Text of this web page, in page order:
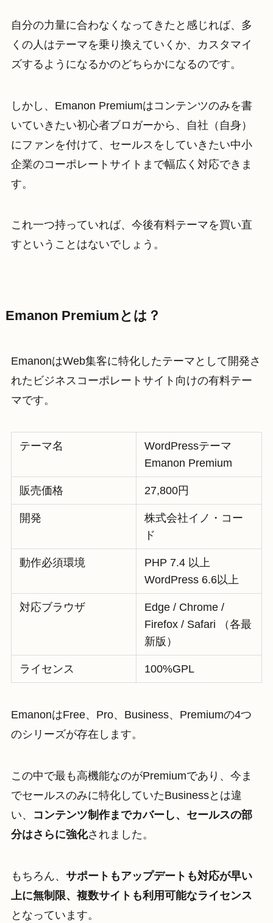
自分の力量に合わなくなってきたと感じれば、多
くの人はテーマを乗り換えていくか、カスタマイ
ズするようになるかのどちらかになるのです。
しかし、Emanon Premiumはコンテンツのみを書
いていきたい初心者ブロガーから、自社（自身）
にファンを付けて、セールスをしていきたい中小
企業のコーポレートサイトまで幅広く対応できま
す。
これ一つ持っていれば、今後有料テーマを買い直
すということはないでしょう。
Emanon Premiumとは？
EmanonはWeb集客に特化したテーマとして開発さ
れたビジネスコーポレートサイト向けの有料テー
マです。
テーマ名
WordPressテーマ
Emanon Premium
販売価格 27,800円
開発
株式会社イノ・コー
ド
動作必須環境
PHP 7.4 以上
WordPress 6.6以上
対応ブラウザ
Edge / Chrome /
Firefox / Safari （各最
新版）
ライセンス 100%GPL
EmanonはFree、Pro、Business、Premiumの4つ
のシリーズが存在します。
この中で最も高機能なのがPremiumであり、今ま
でセールスのみに特化していたBusinessとは違
い、
コンテンツ制作までカバーし、セールスの部
分はさらに強化されました。
もちろん、 サポートもアップデートも対応が早い
上に無制限、複数サイトも利用可能なライセンス
となっています。